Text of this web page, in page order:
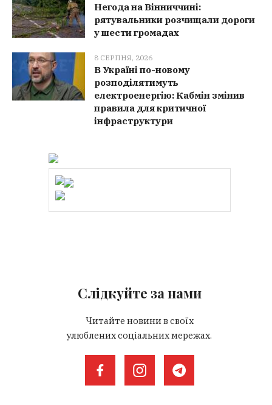
Негода на Вінниччині:
рятувальники розчищали дороги
у шести громадах
8 СЕРПНЯ, 2026
В Україні по-новому
розподілятимуть
електроенергію: Кабмін змінив
правила для критичної
інфраструктури
Слідкуйте за нами
Читайте новини в своїх
улюблених соціальних мережах.